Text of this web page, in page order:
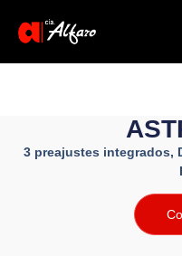
3 preajustes integrados,